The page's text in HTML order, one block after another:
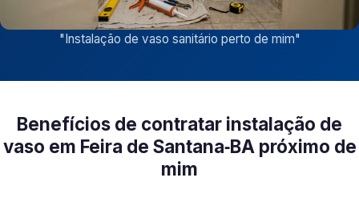
"Instalação de vaso sanitário perto de mim"
Benefícios de contratar instalação de
vaso em Feira de Santana‑BA próximo de
mim